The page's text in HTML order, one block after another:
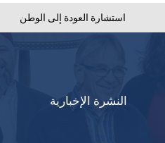
استشارة العودة إلى الوطن
النشرة الإخبارية